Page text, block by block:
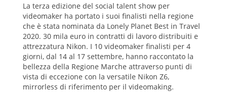
La terza edizione del social talent show per
videomaker ha portato i suoi finalisti nella regione
che è stata nominata da Lonely Planet Best in Travel
2020. 30 mila euro in contratti di lavoro distribuiti e
attrezzatura Nikon. I 10 videomaker finalisti per 4
giorni, dal 14 al 17 settembre, hanno raccontato la
bellezza della Regione Marche attraverso punti di
vista di eccezione con la versatile Nikon Z6,
mirrorless di riferimento per il videomaking.